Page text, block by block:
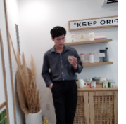
Toán lớp 4, Toán lớp 5